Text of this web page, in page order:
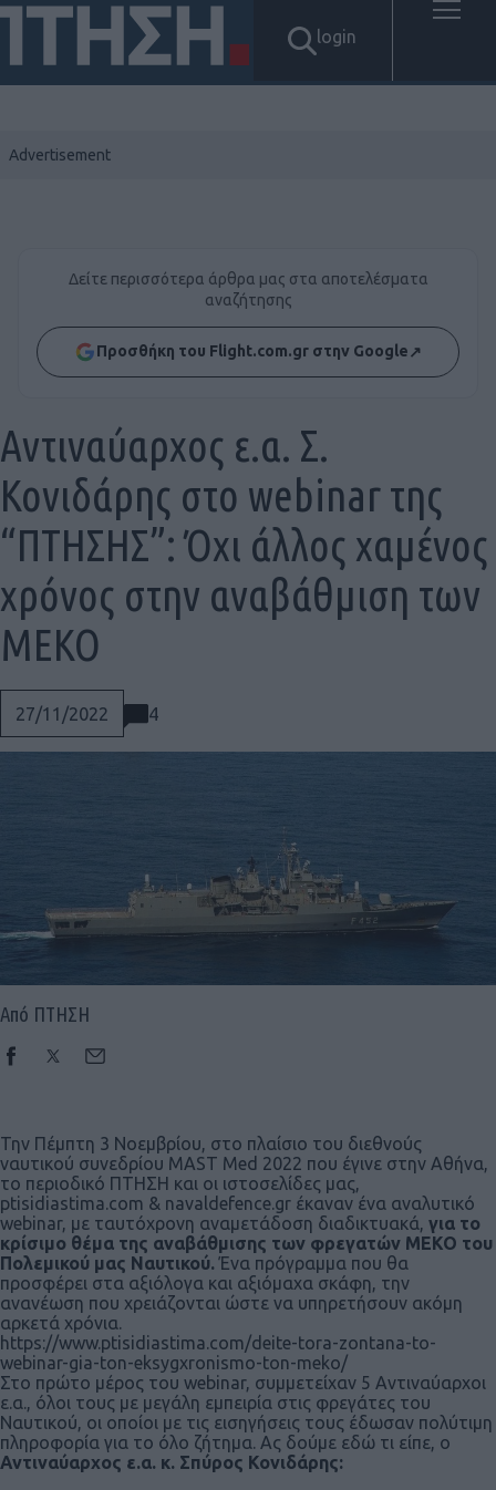
login
Δείτε περισσότερα άρθρα μας στα αποτελέσματα
αναζήτησης
Προσθήκη του Flight.com.gr στην Google↗
27/11/2022 4
Αντιναύαρχος ε.α. Σ.
Κονιδάρης στο webinar της
“ΠΤΗΣΗΣ”: Όχι άλλος χαμένος
χρόνος στην αναβάθμιση των
ΜΕΚΟ
Από ΠΤΗΣΗ
Την Πέμπτη 3 Νοεμβρίου, στο πλαίσιο του διεθνούς
ναυτικού συνεδρίου MAST Med 2022 που έγινε στην Αθήνα,
το περιοδικό ΠΤΗΣΗ και οι ιστοσελίδες μας,
ptisidiastima.com & navaldefence.gr έκαναν ένα αναλυτικό
webinar, με ταυτόχρονη αναμετάδοση διαδικτυακά, για το
κρίσιμο θέμα της αναβάθμισης των φρεγατών ΜΕΚΟ του
Πολεμικού μας Ναυτικού. Ένα πρόγραμμα που θα
προσφέρει στα αξιόλογα και αξιόμαχα σκάφη, την
ανανέωση που χρειάζονται ώστε να υπηρετήσουν ακόμη
αρκετά χρόνια.
https://www.ptisidiastima.com/deite-tora-zontana-to-
webinar-gia-ton-eksygxronismo-ton-meko/
Στο πρώτο μέρος του webinar, συμμετείχαν 5 Αντιναύαρχοι
ε.α., όλοι τους με μεγάλη εμπειρία στις φρεγάτες του
Ναυτικού, οι οποίοι με τις εισηγήσεις τους έδωσαν πολύτιμη
πληροφορία για το όλο ζήτημα. Ας δούμε εδώ τι είπε, ο
Αντιναύαρχος ε.α. κ. Σπύρος Κονιδάρης: